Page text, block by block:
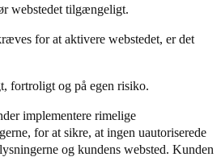
webstedet tilgængeligt.
for at aktivere webstedet, er det
fortroligt og på egen risiko.
implementere rimelige
for at sikre, at ingen uautoriserede
og kundens websted. Kunden